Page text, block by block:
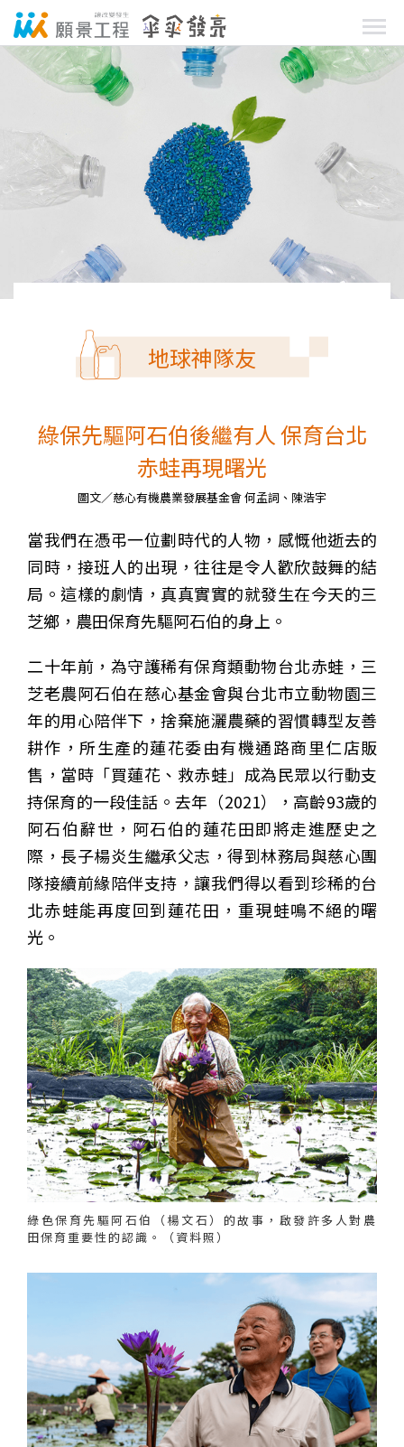
地球神隊友
綠保先驅阿石伯後繼有人 保育台北
赤蛙再現曙光
圖文／慈心有機農業發展基金會 何孟詞、陳浩宇
當我們在憑弔一位劃時代的人物，感慨他逝去的
同時，接班人的出現，往往是令人歡欣鼓舞的結
局。這樣的劇情，真真實實的就發生在今天的三
芝鄉，農田保育先驅阿石伯的身上。
二十年前，為守護稀有保育類動物台北赤蛙，三
芝老農阿石伯在慈心基金會與台北市立動物園三
年的用心陪伴下，捨棄施灑農藥的習慣轉型友善
耕作，所生產的蓮花委由有機通路商里仁店販
售，當時「買蓮花、救赤蛙」成為民眾以行動支
持保育的一段佳話。去年（2021），高齡93歲的
阿石伯辭世，阿石伯的蓮花田即將走進歷史之
際，長子楊炎生繼承父志，得到林務局與慈心團
隊接續前緣陪伴支持，讓我們得以看到珍稀的台
北赤蛙能再度回到蓮花田，重現蛙鳴不絕的曙
光。
綠色保育先驅阿石伯（楊文石）的故事，啟發許多人對農
田保育重要性的認識。（資料照）